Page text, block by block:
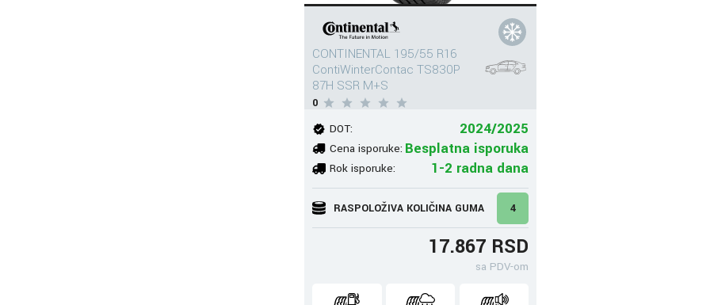
CONTINENTAL 195/55 R16
ContiWinterContac TS830P
87H SSR M+S
0
DOT: 2024/2025
Cena isporuke: Besplatna isporuka
Rok isporuke: 1-2 radna dana
RASPOLOŽIVA KOLIČINA GUMA 4
17.867 RSD
sa PDV-om